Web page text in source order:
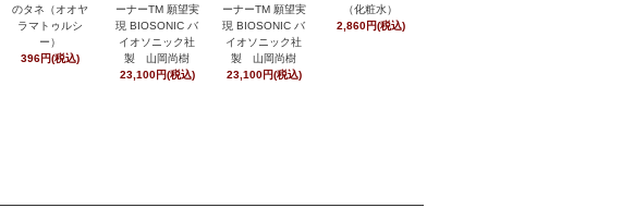
のタネ（オオヤ
ラマトゥルシ
ー）
396円(税込)
ーナーTM 願望実
現 BIOSONIC バ
イオソニック社
製 山岡尚樹
23,100円(税込)
ーナーTM 願望実
現 BIOSONIC バ
イオソニック社
製 山岡尚樹
23,100円(税込)
（化粧水）
2,860円(税込)